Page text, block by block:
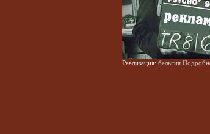
Реализация: бельгия